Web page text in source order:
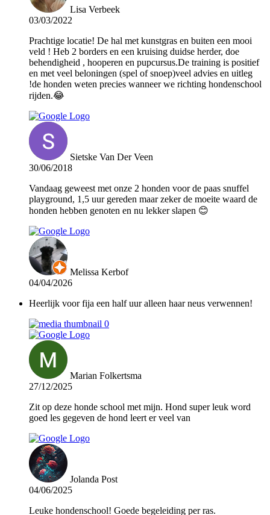
Lisa Verbeek
03/03/2022
Prachtige locatie! De hal met kunstgras en buiten een mooi
veld ! Heb 2 borders en een kruising duidse herder, doe
behendigheid , hooperen en pupcursus.De training is positief
en met veel beloningen (spel of snoep)veel advies en uitleg
!de honden weten precies wanneer we richting hondenschool
rijden.😂
Sietske Van Der Veen
30/06/2018
Vandaag geweest met onze 2 honden voor de paas snuffel
playground, 1,5 uur gereden maar zeker de moeite waard de
honden hebben genoten en nu lekker slapen 😊
Melissa Kerbof
04/04/2026
Heerlijk voor fija een half uur alleen haar neus verwennen!
Marian Folkertsma
27/12/2025
Zit op deze honde school met mijn. Hond super leuk word
goed les gegeven de hond leert er veel van
Jolanda Post
04/06/2025
Leuke hondenschool! Goede begeleiding per ras.